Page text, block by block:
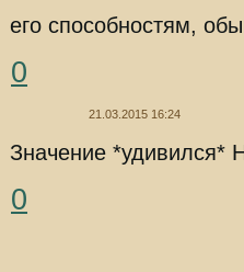
его способностям,
0
21.03.2015 16:24
Значение *удивился*
0